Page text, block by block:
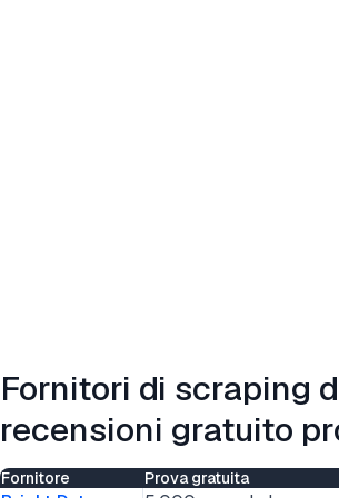
Fornitori di scraping
recensioni gratuito
Fornitore Prova gratuita